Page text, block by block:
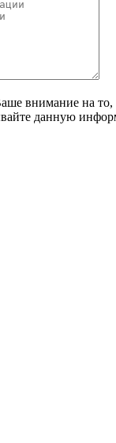
внимание на то,
данную